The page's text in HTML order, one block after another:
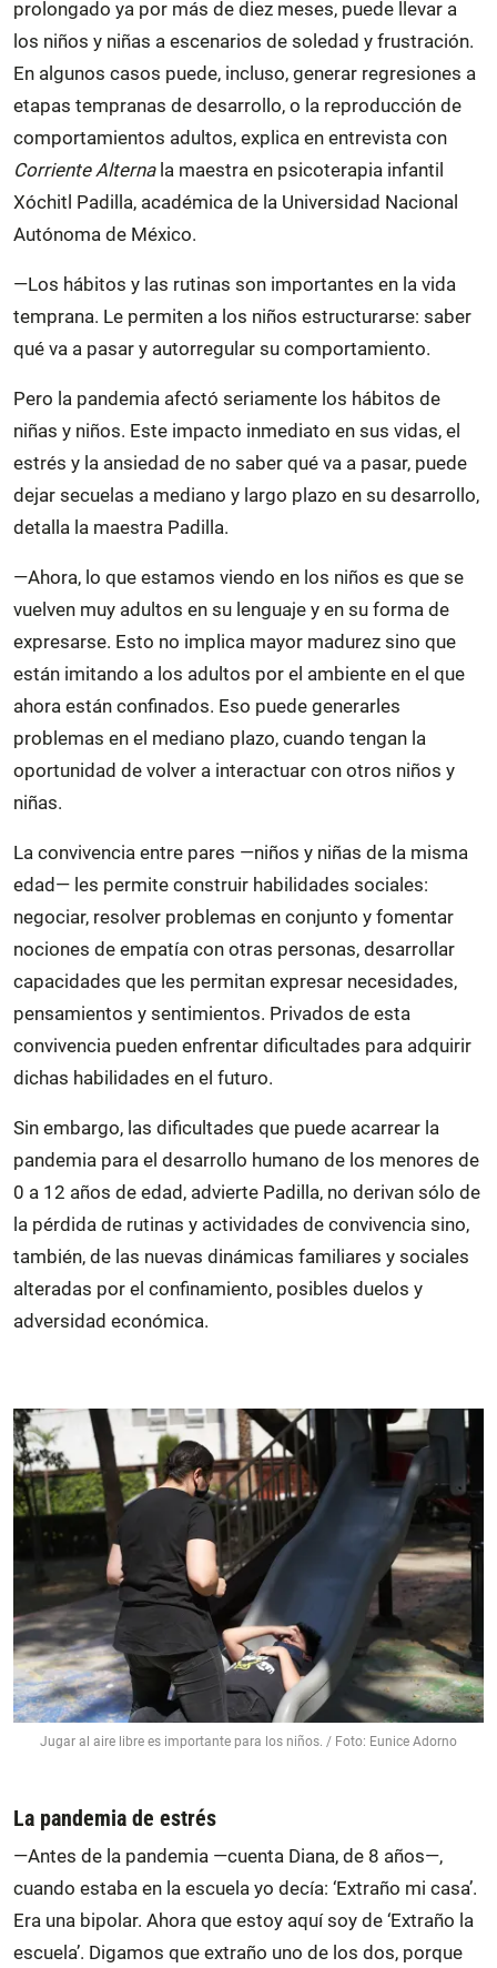
prolongado ya por más de diez meses, puede llevar a
los niños y niñas a escenarios de soledad y frustración.
En algunos casos puede, incluso, generar regresiones a
etapas tempranas de desarrollo, o la reproducción de
comportamientos adultos, explica en entrevista con
Corriente Alternala maestra en psicoterapia infantil
Xóchitl Padilla, académica de la Universidad Nacional
Autónoma de México.
—Los hábitos y las rutinas son importantes en la vida
temprana. Le permiten a los niños estructurarse: saber
qué va a pasar y autorregular su comportamiento.
Pero la pandemia afectó seriamente los hábitos de
niñas y niños. Este impacto inmediato en sus vidas, el
estrés y la ansiedad de no saber qué va a pasar, puede
dejar secuelas a mediano y largo plazo en su desarrollo,
detalla la maestra Padilla.
—Ahora, lo que estamos viendo en los niños es que se
vuelven muy adultos en su lenguaje y en su forma de
expresarse. Esto no implica mayor madurez sino que
están imitando a los adultos por el ambiente en el que
ahora están confinados. Eso puede generarles
problemas en el mediano plazo, cuando tengan la
oportunidad de volver a interactuar con otros niños y
niñas.
La convivencia entre pares —niños y niñas de la misma
edad— les permite construir habilidades sociales:
negociar, resolver problemas en conjunto y fomentar
nociones de empatía con otras personas, desarrollar
capacidades que les permitan expresar necesidades,
pensamientos y sentimientos. Privados de esta
convivencia pueden enfrentar dificultades para adquirir
dichas habilidades en el futuro.
Sin embargo, las dificultades que puede acarrear la
pandemia para el desarrollo humano de los menores de
0 a 12 años de edad, advierte Padilla, no derivan sólo de
la pérdida de rutinas y actividades de convivencia sino,
también, de las nuevas dinámicas familiares y sociales
alteradas por el confinamiento, posibles duelos y
adversidad económica.
Jugar al aire libre es importante para los niños. / Foto: Eunice Adorno
La pandemia de estrés
—Antes de la pandemia —cuenta Diana, de 8 años—,
cuando estaba en la escuela yo decía: ‘Extraño mi casa’.
Era una bipolar. Ahora que estoy aquí soy de ‘Extraño la
escuela’. Digamos que extraño uno de los dos, porque